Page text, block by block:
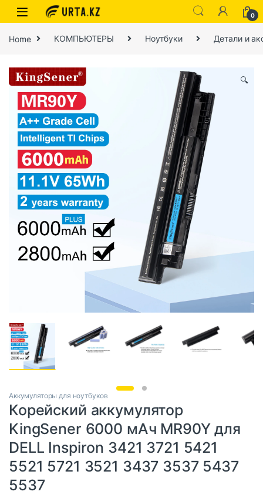
0
Home КОМПЬЮТЕРЫ Ноутбуки Детали и
🔍
Аккумуляторы для ноутбуков
Корейский аккумулятор
KingSener 6000 мАч MR90Y для
DELL Inspiron 3421 3721 5421
5521 5721 3521 3437 3537 5437
5537